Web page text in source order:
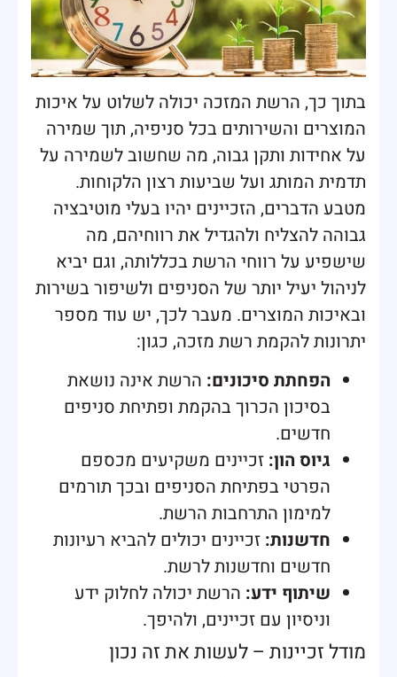
בתוך כך, הרשת המזכה יכולה לשלוט על איכות
המוצרים והשירותים בכל סניפיה, תוך שמירה
על אחידות ותקן גבוה, מה שחשוב לשמירה על
תדמית המותג ועל שביעות רצון הלקוחות.
מטבע הדברים, הזכיינים יהיו בעלי מוטיבציה
גבוהה להצליח ולהגדיל את רווחיהם, מה
שישפיע על רווחי הרשת בכללותה, וגם יביא
לניהול יעיל יותר של הסניפים ולשיפור בשירות
ובאיכות המוצרים. מעבר לכך, יש עוד מספר
יתרונות להקמת רשת מזכה, כגון:
הפחתת סיכונים: הרשת אינה נושאת
בסיכון הכרוך בהקמת ופתיחת סניפים
חדשים.
גיוס הון: זכיינים משקיעים מכספם
הפרטי בפתיחת הסניפים ובכך תורמים
למימון התרחבות הרשת.
חדשנות: זכיינים יכולים להביא רעיונות
חדשים וחדשנות לרשת.
שיתוף ידע: הרשת יכולה לחלוק ידע
וניסיון עם זכיינים, ולהיפך.
מודל זכיינות – לעשות את זה נכון